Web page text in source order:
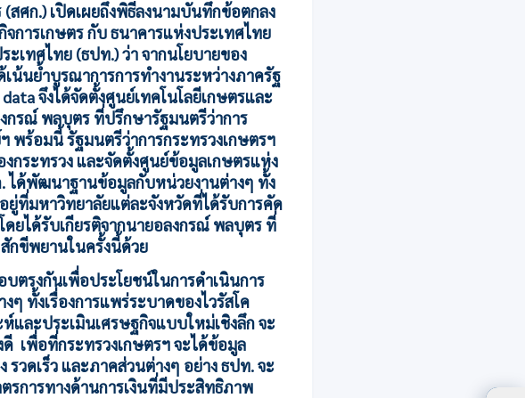
สศก.) เปิดเผยถึงพิธีลงนามบันทึกข้อตกลง
การเกษตร กับ ธนาคารแห่งประเทศไทย
เทศไทย (ธปท.) ว่า จากนโยบายของ
น้นย้ำบูรณาการการทํางานระหว่างภาครัฐ
จึงได้จัดตั้งศูนย์เทคโนโลยีเกษตรและ
กรณ์ พลบุตร ที่ปรึกษารัฐมนตรีว่าการ
ร้อมนี้ รัฐมนตรีว่าการกระทรวงเกษตรฯ
กระทรวง และจัดตั้งศูนย์ข้อมูลเกษตรแห่ง
. ได้พัฒนาฐานข้อมูลกับหน่วยงานต่างๆ ทั้ง
ยู่ที่มหาวิทยาลัยแต่ละจังหวัดที่ได้รับการคัด
ยได้รับเกียรติจากนายอลงกรณ์ พลบุตร ที่
กขีพยานในครั้งนี้ด้วย
ตรงกันเพื่อประโยชน์ในการดำเนินการ
ทั้งเรื่องการแพร่ระบาดของไวรัสโค
และประเมินเศรษฐกิจแบบใหม่เชิงลึก จะ
เพื่อที่กระทรวงเกษตรฯ จะได้ข้อมูล
วดเร็ว และภาคส่วนต่างๆ อย่าง ธปท. จะ
รการทางด้านการเงินที่มีประสิทธิภาพ